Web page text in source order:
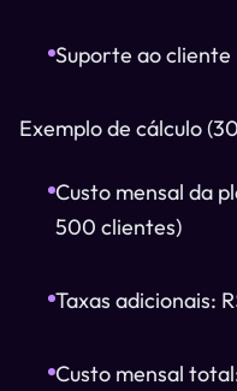
Suporte ao cliente
Exemplo de cálculo
Custo mensal da
500 clientes)
Taxas adicionais:
Custo mensal